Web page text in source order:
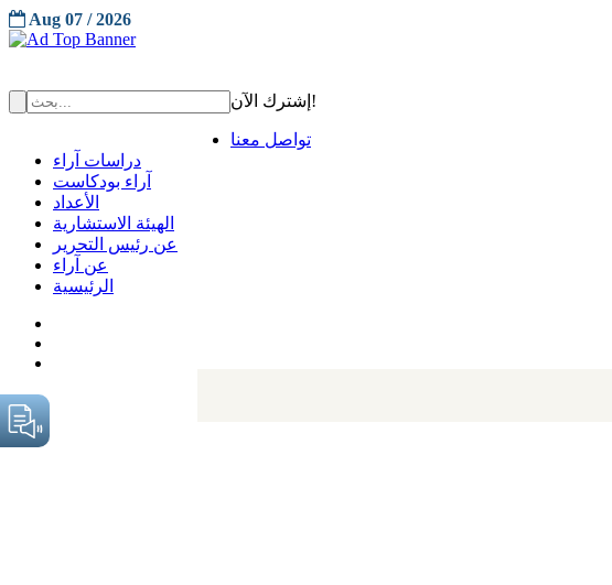
Aug 07 / 2026
إشترك الآن!
تواصل معنا
دراسات آراء
آراء بودكاست
الأعداد
الهيئة الاستشارية
عن رئيس التحرير
عن آراء
الرئيسية